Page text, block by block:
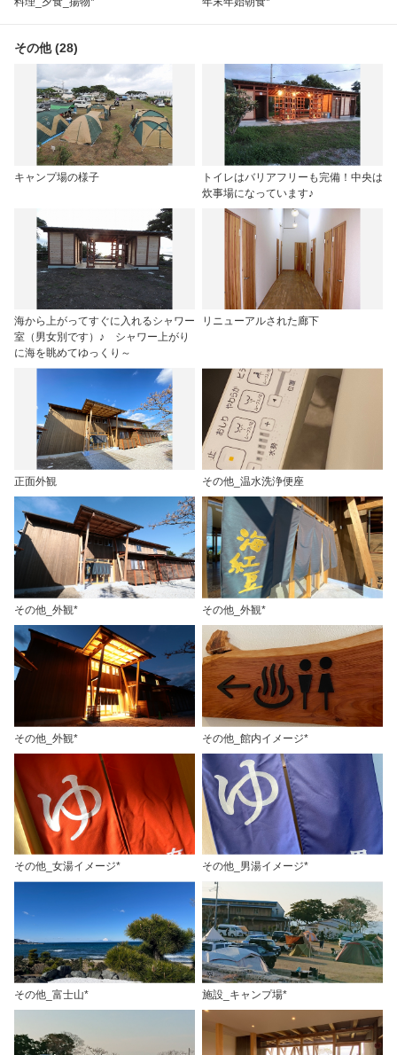
その他 (28)
キャンプ場の様子
トイレはバリアフリーも完備！中央は
炊事場になっています♪
海から上がってすぐに入れるシャワー
室（男女別です）♪ シャワー上がり
に海を眺めてゆっくり～
リニューアルされた廊下
正面外観 その他_温水洗浄便座
その他_外観* その他_外観*
その他_外観* その他_館内イメージ*
その他_女湯イメージ* その他_男湯イメージ*
その他_富士山* 施設_キャンプ場*